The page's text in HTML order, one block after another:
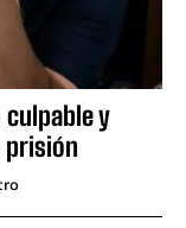
y
prisión